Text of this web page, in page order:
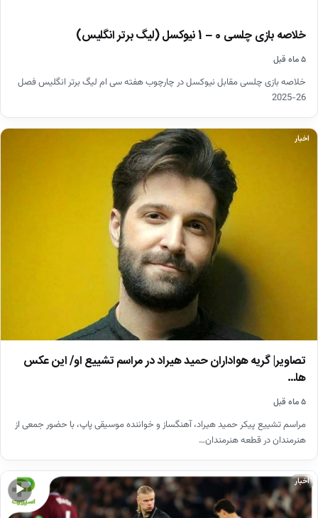
خلاصه بازی چلسی 0 – 1 نیوکسل (لیگ برتر انگلیس)
۵ ماه قبل
خلاصه بازی چلسی مقابل نیوکسل در چارچوب هفته سی ام لیگ برتر انگلیس فصل
26-2025
اخبار
تصاویر| گریه هواداران حمید هیراد در مراسم تشییع او/ این عکس
ها…
۵ ماه قبل
مراسم تشییع پیکر حمید هیراد، آهنگساز و خواننده موسیقی پاپ، با حضور جمعی از
هنرمندان در قطعه هنرمندان…
▶
اخبار